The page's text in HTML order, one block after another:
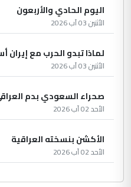
اليوم الحادي والأربعون
الأثنين 03 آب 2026
لماذا تبدو الحرب مع
الأثنين 03 آب 2026
صحراء السعودي بدم
الأحد 02 آب 2026
الأكشن بنسخته العراقية
الأحد 02 آب 2026